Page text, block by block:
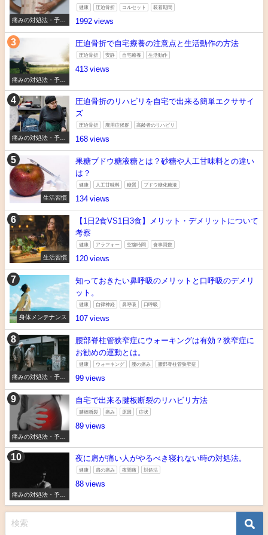
痛みの対処法・予防
健康 圧迫骨折 コルセット 装着期間
1992
痛みの対処法・予防
圧迫骨折で自宅療養の注意点と生活動作の方法
圧迫骨折 安静 自宅療養 生活動作
413
痛みの対処法・予防
圧迫骨折のリハビリを自宅で出来る簡単エクササイ
ズ
圧迫骨折 廃用症候群 高齢者のリハビリ
168
生活習慣
果糖ブドウ糖液糖とは？砂糖や人工甘味料との違い
は？
健康 人工甘味料 糖質 ブドウ糖化糖液
134
生活習慣
【1日2食VS1日3食】メリット・デメリットについて
考察
健康 アラフォー 空腹時間 食事回数
120
身体メンテナンス
知っておきたい鼻呼吸のメリットと口呼吸のデメリ
ット。
健康 自律神経 鼻呼吸 口呼吸
107
痛みの対処法・予防
腰部脊柱管狭窄症にウォーキングは有効？狭窄症に
お勧めの運動とは。
健康 ウォーキング 腰の痛み 腰部脊柱管狭窄症
99
痛みの対処法・予防
自宅で出来る腱板断裂のリハビリ方法
腱板断裂 痛み 原因 症状
89
痛みの対処法・予防
夜に肩が痛い人がやるべき寝れない時の対処法。
健康 肩の痛み 夜間痛 対処法
88